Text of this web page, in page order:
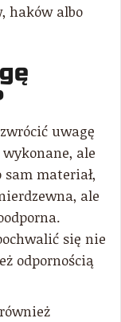
haków albo
uwagę
ale
materiał,
ale
się nie
odpornością